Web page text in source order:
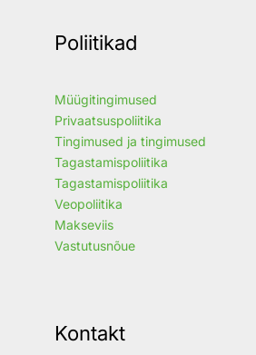
Poliitikad
Müügitingimused
Privaatsuspoliitika
Tingimused ja tingimused
Tagastamispoliitika
Tagastamispoliitika
Veopoliitika
Makseviis
Vastutusnõue
Kontakt